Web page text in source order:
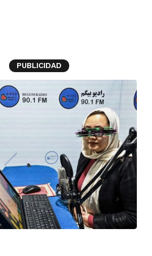
PUBLICIDAD